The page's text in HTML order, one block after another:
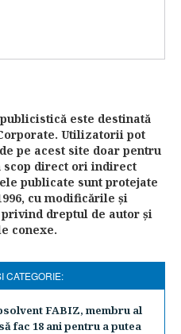
este destinată
Utilizatorii pot
pe acest site doar pentru
scop direct ori indirect
publicate sunt protejate
cu modificările şi
dreptul de autor şi
conexe.
CATEGORIE:
FABIZ, membru al
fac 18 ani pentru a putea